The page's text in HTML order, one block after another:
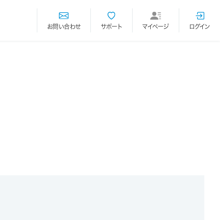
お問い合わせ サポート マイページ ログイン